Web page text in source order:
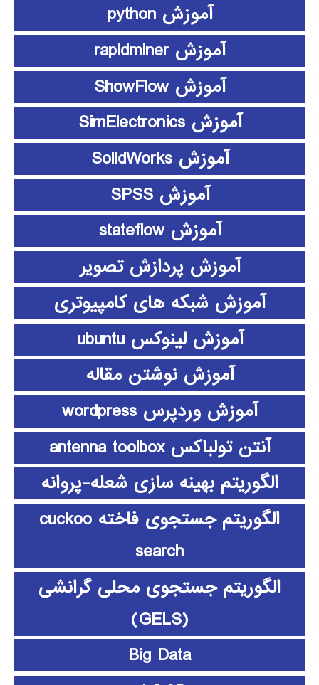
آموزش python
آموزش rapidminer
آموزش ShowFlow
آموزش SimElectronics
آموزش SolidWorks
آموزش SPSS
آموزش stateflow
آموزش پردازش تصویر
آموزش شبکه های کامپیوتری
آموزش لینوکس ubuntu
آموزش نوشتن مقاله
آموزش وردپرس wordpress
آنتن تولباکس antenna toolbox
الگوریتم بهینه سازی شعله-پروانه
الگوریتم جستجوی فاخته cuckoo
search
الگوریتم جستجوی محلی گرانشی
(GELS)
Big Data